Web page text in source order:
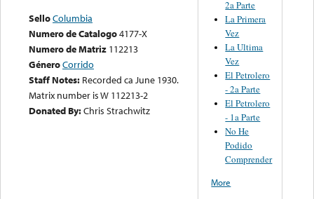
SelloColumbia
Numero de Catalogo4177-X
Numero de Matriz 112213
GéneroCorrido
Staff Notes: Recorded ca June 1930.
Matrix number is W 112213-2
Donated By:Chris Strachwitz
2a Parte
La Primera
Vez
La Ultima
Vez
El Petrolero
- 2a Parte
El Petrolero
- 1a Parte
No He
Podido
Comprender
More